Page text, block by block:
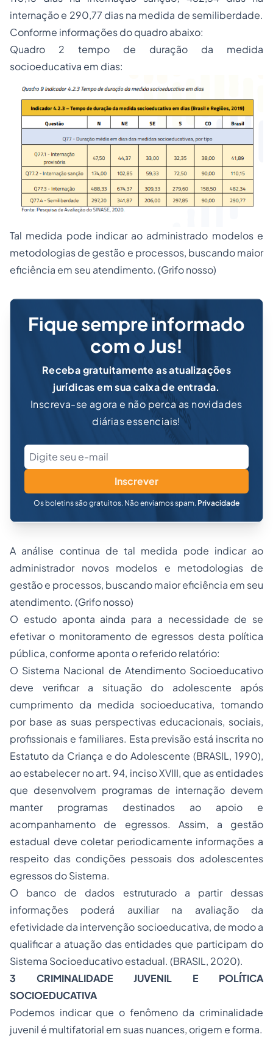
internação e 290,77 dias na medida de semiliberdade.
Conforme informações do quadro abaixo:
Quadro 2 tempo de duração da medida
socioeducativa em dias:
Tal medida pode indicar ao administrado modelos e
metodologias de gestão e processos, buscando maior
eficiência em seu atendimento. (Grifo nosso)
Fique sempre informado
com o Jus!
Receba gratuitamente as atualizações
jurídicas em sua caixa de entrada.
Inscreva-se agora e não perca as novidades
diárias essenciais!
Inscrever
Os boletins são gratuitos. Não enviamos spam. Privacidade
A análise continua de tal medida pode indicar ao
administrador novos modelos e metodologias de
gestão e processos, buscando maior eficiência em seu
atendimento. (Grifo nosso)
O estudo aponta ainda para a necessidade de se
efetivar o monitoramento de egressos desta política
pública, conforme aponta o referido relatório:
O Sistema Nacional de Atendimento Socioeducativo
deve verificar a situação do adolescente após
cumprimento da medida socioeducativa, tomando
por base as suas perspectivas educacionais, sociais,
profissionais e familiares. Esta previsão está inscrita no
Estatuto da Criança e do Adolescente (BRASIL, 1990),
ao estabelecer no art. 94, inciso XVIII, que as entidades
que desenvolvem programas de internação devem
manter programas destinados ao apoio e
acompanhamento de egressos. Assim, a gestão
estadual deve coletar periodicamente informações a
respeito das condições pessoais dos adolescentes
egressos do Sistema.
O banco de dados estruturado a partir dessas
informações poderá auxiliar na avaliação da
efetividade da intervenção socioeducativa, de modo a
qualificar a atuação das entidades que participam do
Sistema Socioeducativo estadual. (BRASIL, 2020).
3 CRIMINALIDADE JUVENIL E POLÍTICA
SOCIOEDUCATIVA
Podemos indicar que o fenômeno da criminalidade
juvenil é multifatorial em suas nuances, origem e forma.